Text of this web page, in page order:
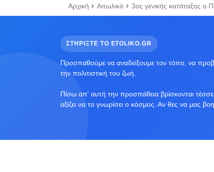
Αρχική Αιτωλικό 3ος γενικής κατάταξης ο
ΣΤΗΡΙΞΤΕ ΤΟ ETOLIKO.GR
Προσπαθούμε να αναδείξουμε τον τόπο, να
την πολιτιστική του ζωή.
Πίσω απ' αυτή την προσπάθεια βρίσκονται
αξίζει να το γνωρίσει ο κόσμος. Αν θες να μας